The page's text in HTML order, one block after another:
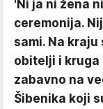
'Ni ja ni žena
ceremonija.
sami. Na
obitelji i
zabavno na
Šibenika koji